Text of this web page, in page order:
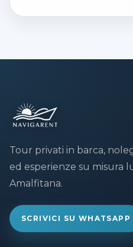
Tour privati in barca,
ed esperienze su misura
Amalfitana.
SCRIVICI SU WHATSAPP